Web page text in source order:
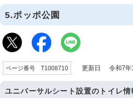
5.ポッポ公園
ページ番号 T1008710 更新日 令和7年
ユニバーサルシート設置のトイレ情